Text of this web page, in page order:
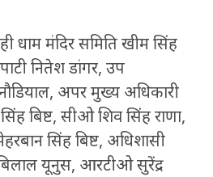
धाम मंदिर समिति खीम सिंह
नितेश डांगर, उप
अपर मुख्य अधिकारी
बिष्ट, सीओ शिव सिंह राणा,
सिंह बिष्ट, अधिशासी
यूनुस, आरटीओ सुरेंद्र